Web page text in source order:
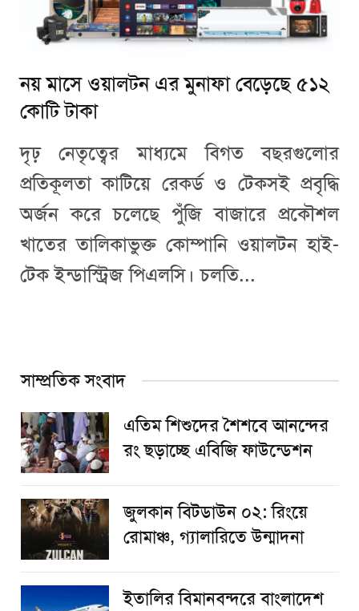
নয় মাসে ওয়ালটন এর মুনাফা বেড়েছে ৫১২
কোটি টাকা
দৃঢ় নেতৃত্বের মাধ্যমে বিগত বছরগুলোর
প্রতিকূলতা কাটিয়ে রেকর্ড ও টেকসই প্রবৃদ্ধি
অর্জন করে চলেছে পুঁজি বাজারে প্রকৌশল
খাতের তালিকাভুক্ত কোম্পানি ওয়ালটন হাই-
টেক ইন্ডাস্ট্রিজ পিএলসি। চলতি...
সাম্প্রতিক সংবাদ
এতিম শিশুদের শৈশবে আনন্দের
রং ছড়াচ্ছে এবিজি ফাউন্ডেশন
জুলকান বিটডাউন ০২: রিংয়ে
রোমাঞ্চ, গ্যালারিতে উন্মাদনা
ইতালির বিমানবন্দরে বাংলাদেশ